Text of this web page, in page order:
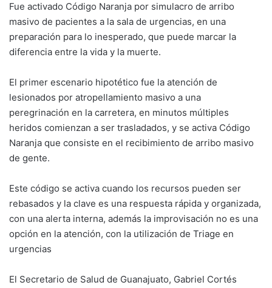
Fue activado Código Naranja por simulacro de arribo
masivo de pacientes a la sala de urgencias, en una
preparación para lo inesperado, que puede marcar la
diferencia entre la vida y la muerte.
El primer escenario hipotético fue la atención de
lesionados por atropellamiento masivo a una
peregrinación en la carretera, en minutos múltiples
heridos comienzan a ser trasladados, y se activa Código
Naranja que consiste en el recibimiento de arribo masivo
de gente.
Este código se activa cuando los recursos pueden ser
rebasados y la clave es una respuesta rápida y organizada,
con una alerta interna, además la improvisación no es una
opción en la atención, con la utilización de Triage en
urgencias
El Secretario de Salud de Guanajuato, Gabriel Cortés